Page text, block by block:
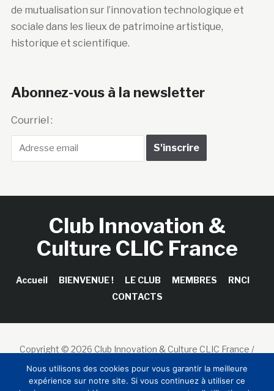
de mutualisation sur l’innovation technologique et
sociale dans les lieux de patrimoine artistique,
historique et scientifique.
Abonnez-vous à la newsletter
Courriel :
Club Innovation &
Culture CLIC France
Accueil BIENVENUE ! LE CLUB MEMBRES
RNCI
CONTACTS
Copyright © 2026 Club Innovation & Culture CLIC France /
Sinapses Conseils
Nous utilisons des cookies pour vous garantir la meilleure
expérience sur notre site. Si vous continuez à utiliser ce